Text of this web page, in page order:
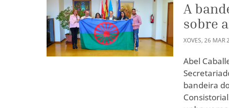
A
sobre
XOVES,26 MAR
Abel
bandeira